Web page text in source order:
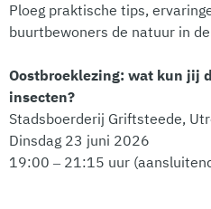
Ploeg praktische tips,
buurtbewoners de natuur in
Oostbroeklezing: wat kun jij
insecten?
Stadsboerderij Griftsteede,
Dinsdag 23 juni 2026
19:00 – 21:15 uur